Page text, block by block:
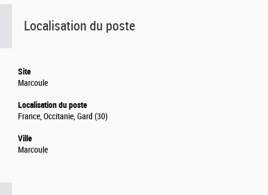
Localisation du poste
Site
Marcoule
Localisation du poste
France, Occitanie, Gard (30)
Ville
Marcoule